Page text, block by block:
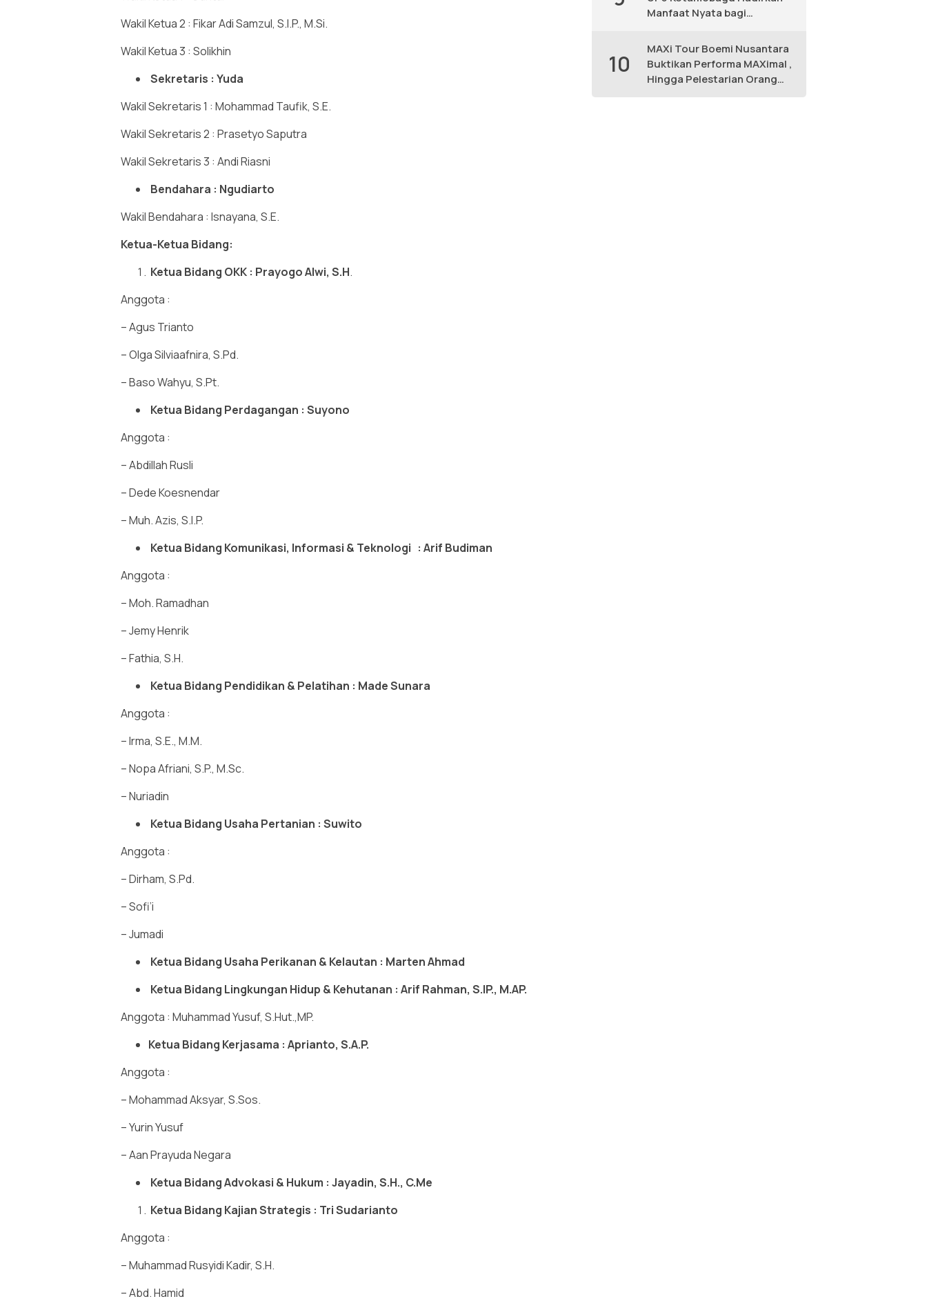
Wakil Ketua 2 : Fikar Adi Samzul, S.I.P., M.Si.
Wakil Ketua 3 : Solikhin
Sekretaris : Yuda
Wakil Sekretaris 1 : Mohammad Taufik, S.E.
Wakil Sekretaris 2 : Prasetyo Saputra
Wakil Sekretaris 3 : Andi Riasni
Bendahara : Ngudiarto
Wakil Bendahara : Isnayana, S.E.
Ketua-Ketua Bidang:
Ketua Bidang OKK : Prayogo Alwi, S.H.
Anggota :
– Agus Trianto
– Olga Silviaafnira, S.Pd.
– Baso Wahyu, S.Pt.
Ketua Bidang Perdagangan : Suyono
Anggota :
– Abdillah Rusli
– Dede Koesnendar
– Muh. Azis, S.I.P.
Ketua Bidang Komunikasi, Informasi & Teknologi : Arif Budiman
Anggota :
– Moh. Ramadhan
– Jemy Henrik
– Fathia, S.H.
Ketua Bidang Pendidikan & Pelatihan : Made Sunara
Anggota :
– Irma, S.E., M.M.
– Nopa Afriani, S.P., M.Sc.
– Nuriadin
Ketua Bidang Usaha Pertanian : Suwito
Anggota :
– Dirham, S.Pd.
– Sofi’i
– Jumadi
Ketua Bidang Usaha Perikanan & Kelautan : Marten Ahmad
Ketua Bidang Lingkungan Hidup & Kehutanan : Arif Rahman, S.IP., M.AP.
Anggota : Muhammad Yusuf, S.Hut.,MP.
Ketua Bidang Kerjasama : Aprianto, S.A.P.
Anggota :
– Mohammad Aksyar, S.Sos.
– Yurin Yusuf
– Aan Prayuda Negara
Ketua Bidang Advokasi & Hukum : Jayadin, S.H., C.Me
Ketua Bidang Kajian Strategis : Tri Sudarianto
Anggota :
– Muhammad Rusyidi Kadir, S.H.
– Abd. Hamid
Manfaat Nyata bagi
10
MAXi Tour Boemi Nusantara
Buktikan Performa MAXimal ,
Hingga Pelestarian Orang